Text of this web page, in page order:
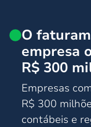
O
empresa
R$ 300
Empresas
R$ 300
contábeis e